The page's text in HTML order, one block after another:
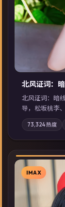
北风证词：
北风证词：暗
导，松坂桃李
旧案重提，真
地域气质；站
展检索同类型
73,324热度
IMAX